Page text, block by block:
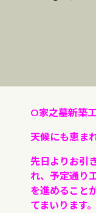
O家之墓新築
天候にも恵ま
先日よりお引
れ、予定通り
を進めること
てまいります。